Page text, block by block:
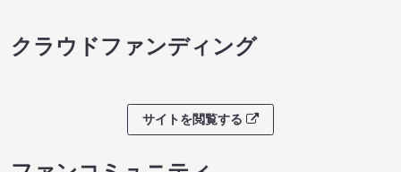
クラウドファンディング
サイトを閲覧する